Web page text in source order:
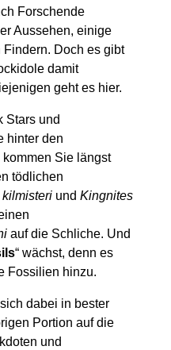
Forschende
Aussehen, einige
Doch es gibt
damit
geht es hier.
Stars und
hinter den
Sie längst
tödlichen
undKingnites
auf die Schliche. Und
“ wächst, denn es
Fossilien hinzu.
dabei in bester
Portion auf die
und